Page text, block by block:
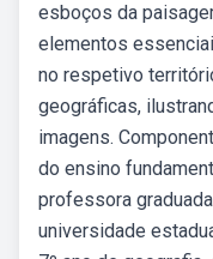
esboços da
elementos
no respetivo
geográficas,
imagens.
do ensino
professora
universidade